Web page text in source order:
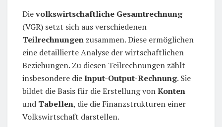
Dievolkswirtschaftliche Gesamtrechnung
(VGR) setzt sich aus verschiedenen
Teilrechnungen zusammen. Diese ermöglichen
eine detaillierte Analyse der wirtschaftlichen
Beziehungen. Zu diesen Teilrechnungen zählt
insbesondere dieInput-Output-Rechnung. Sie
bildet die Basis für die Erstellung vonKonten
und Tabellen, die die Finanzstrukturen einer
Volkswirtschaft darstellen.